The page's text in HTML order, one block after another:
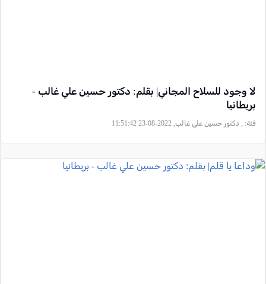
لا وجود للسلاح المجاني| بقلم: دكتور حسين علي غالب -
بريطانيا
فئة: , دكتور حسين علي غالب, 2022-08-23 11:51:42